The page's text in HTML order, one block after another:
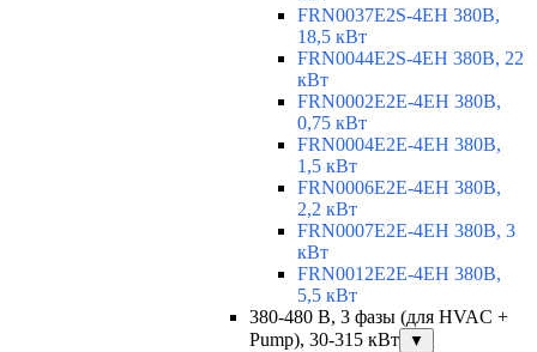
FRN0037E2S-4EH 380В,
18,5 кВт
FRN0044E2S-4EH 380В, 22
кВт
FRN0002E2E-4EH 380В,
0,75 кВт
FRN0004E2E-4EH 380В,
1,5 кВт
FRN0006E2E-4EH 380В,
2,2 кВт
FRN0007E2E-4EH 380В, 3
кВт
FRN0012E2E-4EH 380В,
5,5 кВт
380-480 В, 3 фазы (для HVAC +
Pump), 30-315 кВт
▼